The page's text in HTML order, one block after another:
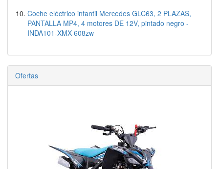
Coche eléctrico infantil Mercedes GLC63, 2 PLAZAS,
PANTALLA MP4, 4 motores DE 12V, pintado negro -
INDA101-XMX-608zw
Ofertas